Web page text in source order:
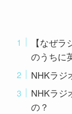
【なぜ
のうちに
NHKラジ
NHKラジ
の？